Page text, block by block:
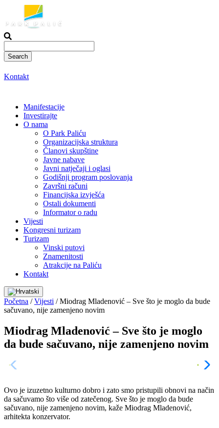
sadržaja
Kontakt
Manifestacije
Investirajte
O nama
O Park Paliću
Organizacijska struktura
Članovi skupštine
Javne nabave
Javni natječaji i oglasi
Godišnji program poslovanja
Završni računi
Financijska izvješća
Ostali dokumenti
Informator o radu
Vijesti
Kongresni turizam
Turizam
Vinski putovi
Znamenitosti
Atrakcije na Paliću
Kontakt
Početna / Vijesti / Miodrag Mladenović – Sve što je moglo da bude
sačuvano, nije zamenjeno novim
Miodrag Mladenović – Sve što je moglo
da bude sačuvano, nije zamenjeno novim
Ovo je izuzetno kulturno dobro i zato smo pristupili obnovi na način
da sačuvamo što više od zatečenog. Sve što je moglo da bude
sačuvano, nije zamenjeno novim, kaže Miodrag Mladenović,
arhitekta konzervator.